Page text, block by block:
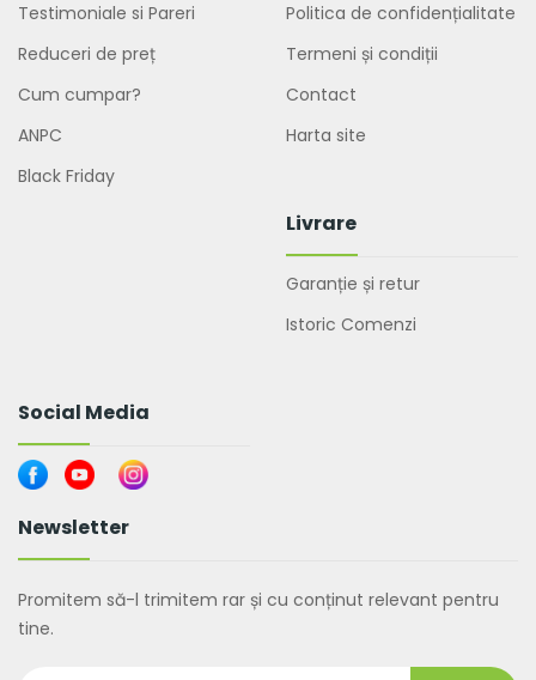
Testimoniale si Pareri
Reduceri de preț
Cum cumpar?
ANPC
Black Friday
Politica de confidențialitate
Termeni și condiții
Contact
Harta site
Livrare
Garanție și retur
Istoric Comenzi
Social Media
Newsletter
Promitem să-l trimitem rar și cu conținut relevant pentru
tine.